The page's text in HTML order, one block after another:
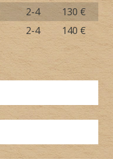
2-4
130 €
2-4 140 €